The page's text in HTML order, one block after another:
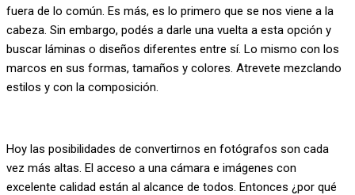
fuera de lo común. Es más, es lo primero que se nos viene a la
cabeza. Sin embargo, podés a darle una vuelta a esta opción y
buscar láminas o diseños diferentes entre sí. Lo mismo con los
marcos en sus formas, tamaños y colores. Atrevete mezclando
estilos y con la composición.
Hoy las posibilidades de convertirnos en fotógrafos son cada
vez más altas. El acceso a una cámara e imágenes con
excelente calidad están al alcance de todos. Entonces ¿por qué